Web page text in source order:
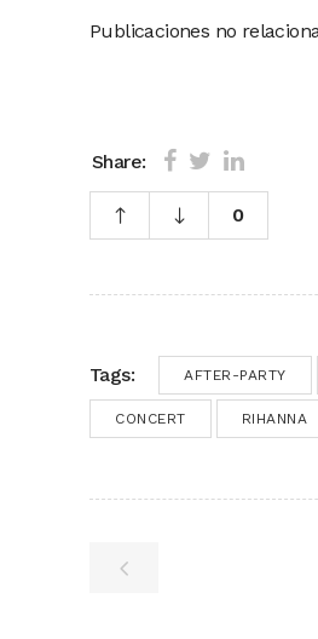
Publicaciones no
Share:
0
Tags: AFTER-PARTY
CONCERT RIHANNA